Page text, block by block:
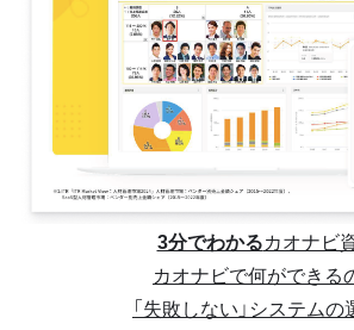
3分でわかるカオナビ
カオナビで何ができる
「失敗しない」システム